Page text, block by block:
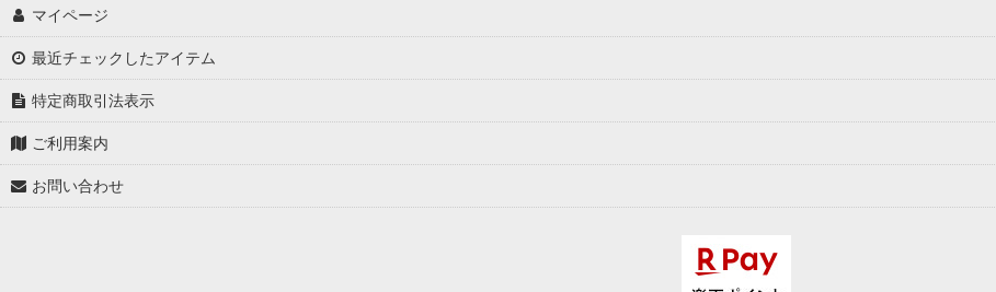
マイページ
最近チェックしたアイテム
特定商取引法表示
ご利用案内
お問い合わせ